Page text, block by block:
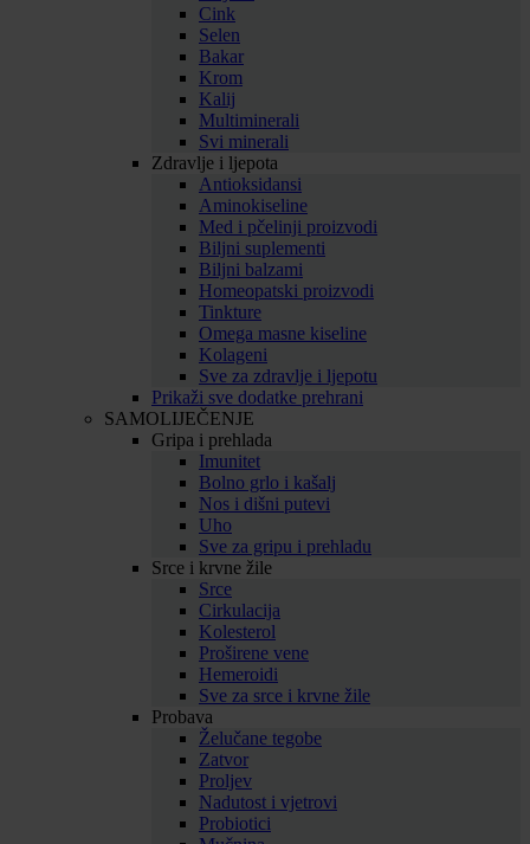
Cink
Selen
Bakar
Krom
Kalij
Multiminerali
Svi minerali
Zdravlje i ljepota
Antioksidansi
Aminokiseline
Med i pčelinji proizvodi
Biljni suplementi
Biljni balzami
Homeopatski proizvodi
Tinkture
Omega masne kiseline
Kolageni
Sve za zdravlje i ljepotu
Prikaži sve dodatke prehrani
SAMOLIJEČENJE
Gripa i prehlada
Imunitet
Bolno grlo i kašalj
Nos i dišni putevi
Uho
Sve za gripu i prehladu
Srce i krvne žile
Srce
Cirkulacija
Kolesterol
Proširene vene
Hemeroidi
Sve za srce i krvne žile
Probava
Želučane tegobe
Zatvor
Proljev
Nadutost i vjetrovi
Probiotici